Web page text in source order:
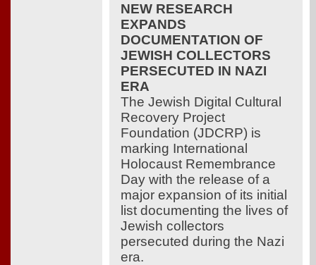
NEW RESEARCH
EXPANDS
DOCUMENTATION OF
JEWISH COLLECTORS
PERSECUTED IN NAZI
ERA
The Jewish Digital Cultural
Recovery Project
Foundation (JDCRP) is
marking International
Holocaust Remembrance
Day with the release of a
major expansion of its initial
list documenting the lives of
Jewish collectors
persecuted during the Nazi
era.